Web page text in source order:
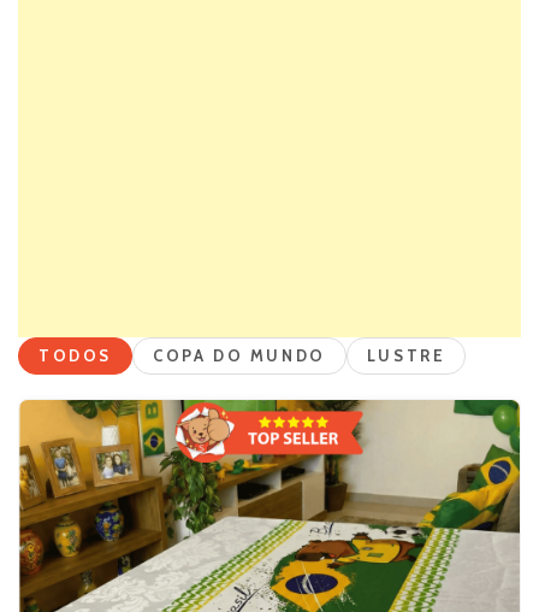
TODOS COPA DO MUNDO LUSTRE